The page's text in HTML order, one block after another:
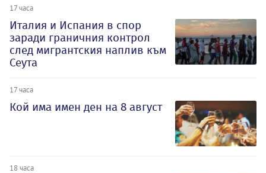
17 часа
Италия и Испания в спор
заради граничния контрол
след мигрантския наплив към
Сеута
17 часа
Кой има имен ден на 8 август
18 часа